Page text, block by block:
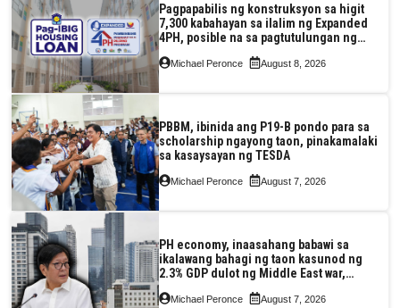
Pagpapabilis ng konstruksyon sa higit
7,300 kabahayan sa ilalim ng Expanded
4PH, posible na sa pagtutulungan ng
Pag-IBIG at P.A. Alvarez
Michael Peronce August 8, 2026
PBBM, ibinida ang P19-B pondo para sa
scholarship ngayong taon, pinakamalaki
sa kasaysayan ng TESDA
Michael Peronce August 7, 2026
PH economy, inaasahang babawi sa
ikalawang bahagi ng taon kasunod ng
2.3% GDP dulot ng Middle East war,
pagkaantala ng public construction
Michael Peronce August 7, 2026